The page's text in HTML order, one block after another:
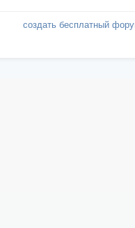
создать бесплатный